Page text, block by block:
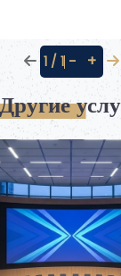
1 / 1 − +
Другие